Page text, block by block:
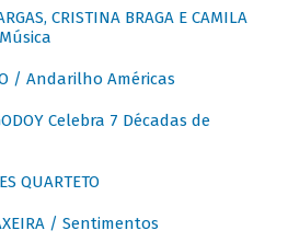
CRISTINA BRAGA E CAMILA
/ Andarilho Américas
Celebra 7 Décadas de
QUARTETO
/ Sentimentos